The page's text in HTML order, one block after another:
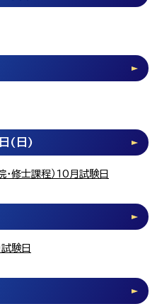
(日)
修士課程）10月試験日
験日